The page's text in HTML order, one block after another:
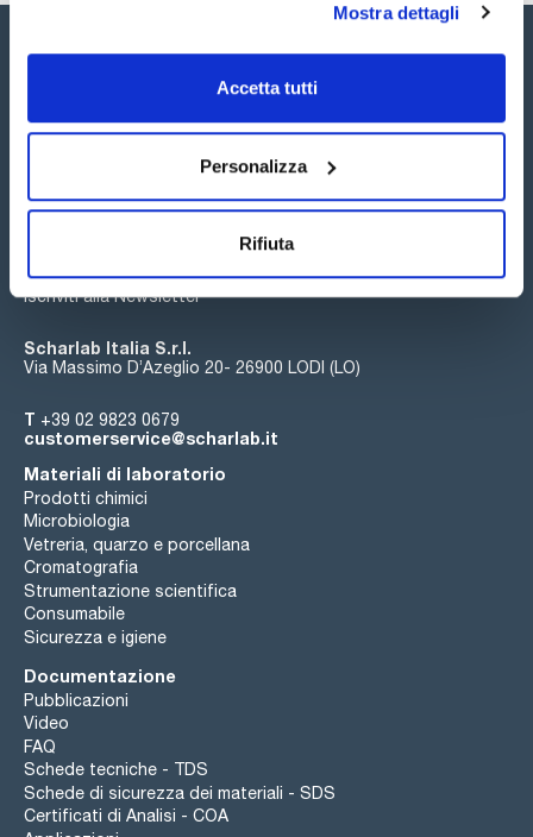
Mostra dettagli
Accetta tutti
Personalizza
Rifiuta
Seguici:
Iscriviti alla Newsletter
Scharlab Italia S.r.l.
Via Massimo D’Azeglio 20- 26900 LODI (LO)
T +39 02 9823 0679
customerservice@scharlab.it
Materiali di laboratorio
Prodotti chimici
Microbiologia
Vetreria, quarzo e porcellana
Cromatografia
Strumentazione scientifica
Consumabile
Sicurezza e igiene
Documentazione
Pubblicazioni
Video
FAQ
Schede tecniche - TDS
Schede di sicurezza dei materiali - SDS
Certificati di Analisi - COA